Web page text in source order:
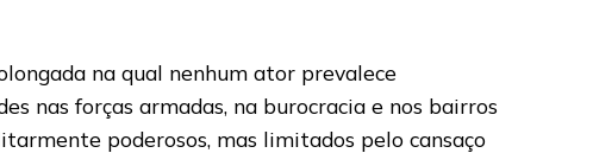
na qual nenhum ator prevalece
nas forças armadas, na burocracia e nos bairros
poderosos, mas limitados pelo cansaço